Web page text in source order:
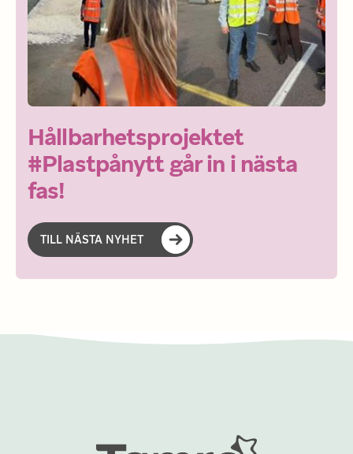
Hållbarhetsprojektet
#Plastpånytt går in i nästa
fas!
TILL NÄSTA NYHET